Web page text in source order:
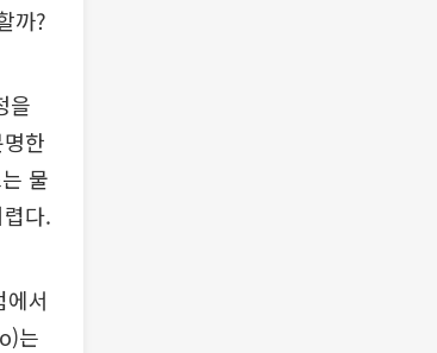
까?
을
한
물
다.
서
는